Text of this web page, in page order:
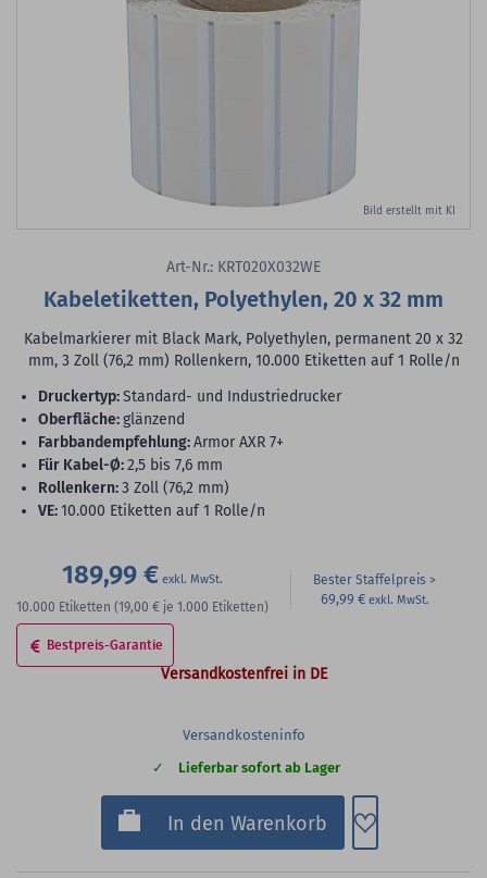
Bild erstellt mit KI
Art-Nr.: KRT020X032WE
Kabeletiketten, Polyethylen, 20 x 32 mm
Kabelmarkierer mit Black Mark, Polyethylen, permanent 20 x 32
mm, 3 Zoll (76,2 mm) Rollenkern, 10.000 Etiketten auf 1 Rolle/n
Druckertyp:Standard- und Industriedrucker
Oberfläche:glänzend
Farbbandempfehlung:Armor AXR 7+
für Kabel-Ø:2,5 bis 7,6 mm
Rollenkern:3 Zoll (76,2 mm)
VE:10.000 Etiketten auf 1 Rolle/n
189,99 €
10.000 Etiketten (19,00 € je 1.000 Etiketten)
Bester Staffelpreis
69,99 €
Bestpreis-Garantie
Versandkostenfrei in DE
Versandkosteninfo
Lieferbar sofort ab Lager
In den Warenkorb Zum